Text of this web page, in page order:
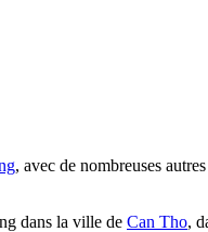
, avec de nombreuses
dans la ville de Can Tho,